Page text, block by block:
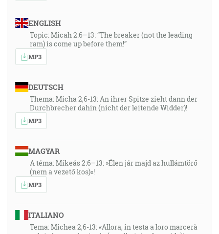
ENGLISH
Topic: Micah 2:6–13: “The breaker (not the leading
ram) is come up before them!”
MP3
DEUTSCH
Thema: Micha 2,6-13: An ihrer Spitze zieht dann der
Durchbrecher dahin (nicht der leitende Widder)!
MP3
MAGYAR
A téma: Mikeás 2:6–13: »Élen jár majd az hullámtörő
(nem a vezető kos)«!
MP3
ITALIANO
Tema: Michea 2,6-13: «Allora, in testa a loro marcerà